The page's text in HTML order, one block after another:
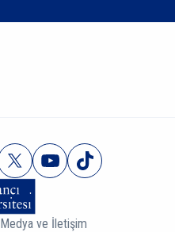
Medya ve İletişim